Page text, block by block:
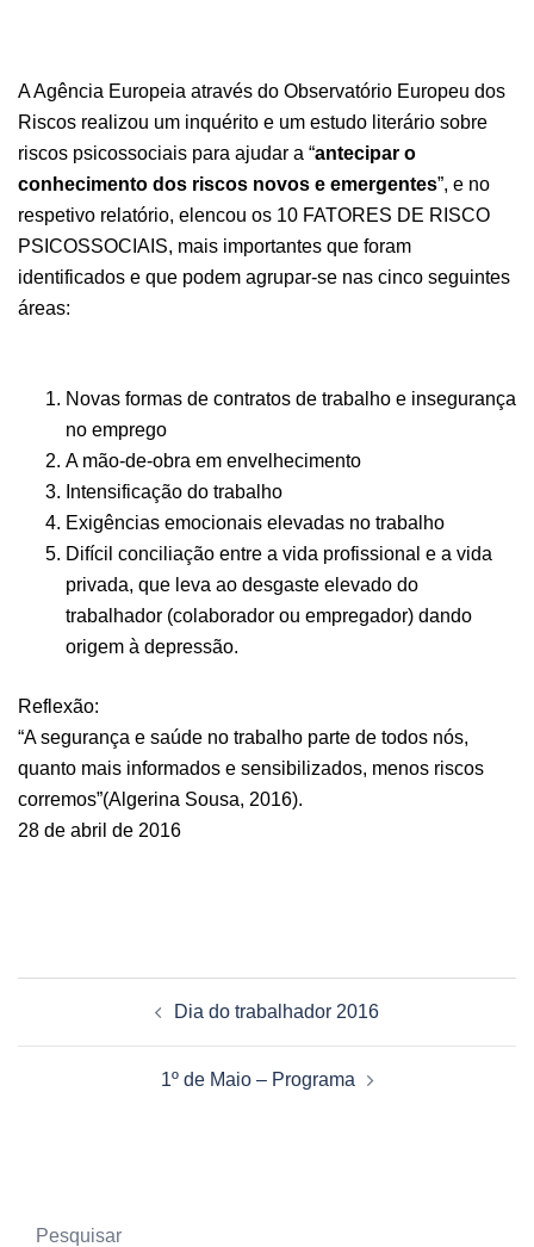
A Agência Europeia através do Observatório Europeu dos
Riscos realizou um inquérito e um estudo literário sobre
riscos psicossociais para ajudar a “antecipar o
conhecimento dos riscos novos e emergentes”, e no
respetivo relatório, elencou os 10 FATORES DE RISCO
PSICOSSOCIAIS, mais importantes que foram
identificados e que podem agrupar-se nas cinco seguintes
áreas:
Novas formas de contratos de trabalho e insegurança
no emprego
A mão-de-obra em envelhecimento
Intensificação do trabalho
Exigências emocionais elevadas no trabalho
Difícil conciliação entre a vida profissional e a vida
privada, que leva ao desgaste elevado do
trabalhador (colaborador ou empregador) dando
origem à depressão.
Reflexão:
“A segurança e saúde no trabalho parte de todos nós,
quanto mais informados e sensibilizados, menos riscos
corremos”(Algerina Sousa, 2016).
28 de abril de 2016
Dia do trabalhador 2016
1º de Maio – Programa
Pesquisar